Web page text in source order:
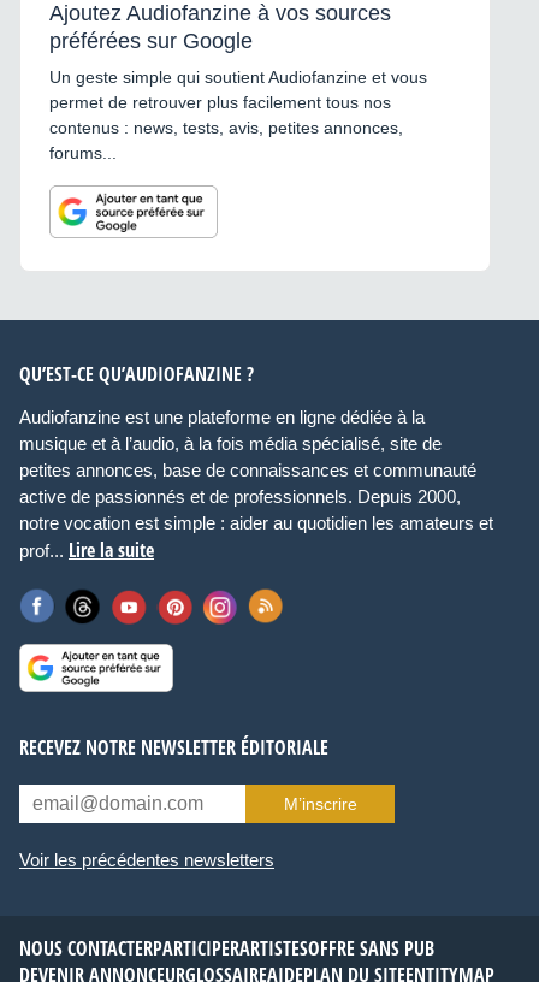
Ajoutez Audiofanzine à vos sources
préférées sur Google
Un geste simple qui soutient Audiofanzine et vous
permet de retrouver plus facilement tous nos
contenus : news, tests, avis, petites annonces,
forums...
QU’EST-CE QU’AUDIOFANZINE ?
Audiofanzine est une plateforme en ligne dédiée à la
musique et à l’audio, à la fois média spécialisé, site de
petites annonces, base de connaissances et communauté
active de passionnés et de professionnels. Depuis 2000,
notre vocation est simple : aider au quotidien les amateurs et
prof... Lire la suite
RECEVEZ NOTRE NEWSLETTER ÉDITORIALE
M’inscrire
Voir les précédentes newsletters
NOUS CONTACTERPARTICIPERARTISTESOFFRE SANS PUB
DEVENIR ANNONCEURGLOSSAIREAIDEPLAN DU SITEENTITYMAP